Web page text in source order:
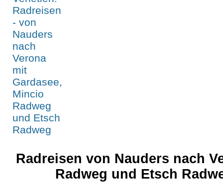
Radreisen von Nauders nach
Radweg und Etsch